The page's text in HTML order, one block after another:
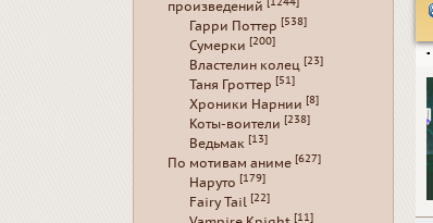
▪
произведений [1244]
Гарри Поттер [538]
Сумерки [200]
Властелин колец [23]
Таня Гроттер [51]
Хроники Нарнии [8]
Коты-воители [238]
Ведьмак [13]
По мотивам аниме [627]
Наруто [179]
Fairy Tail [22]
[11]